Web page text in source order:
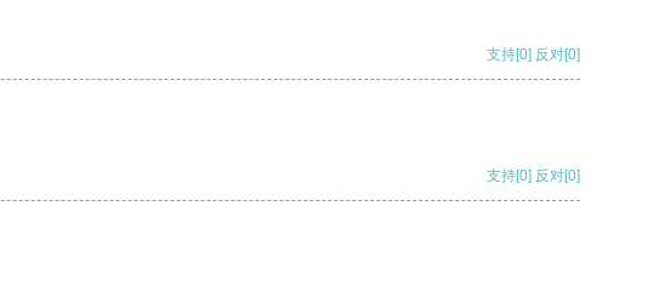
支持[0] 反对[0]
支持[0] 反对[0]